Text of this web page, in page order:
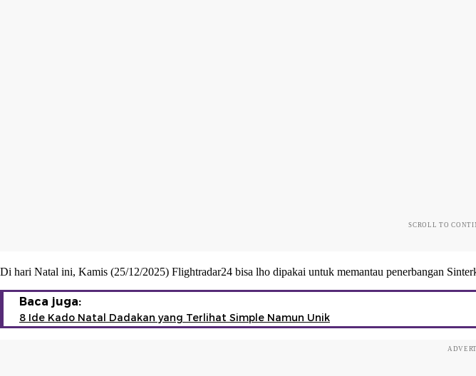
SCROLL TO
Di hari Natal ini, Kamis (25/12/2025) Flightradar24 bisa lho dipakai untuk memantau penerbangan
Baca juga:
8 Ide Kado Natal Dadakan yang Terlihat Simple Namun Unik